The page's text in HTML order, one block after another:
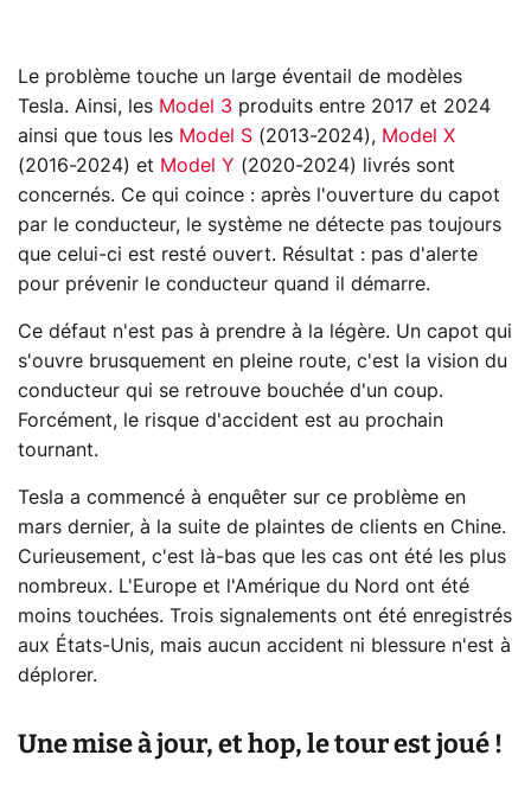
Le problème touche un large éventail de modèles
Tesla. Ainsi, les Model 3 produits entre 2017 et 2024
ainsi que tous les Model S (2013-2024), Model X
(2016-2024) et Model Y (2020-2024) livrés sont
concernés. Ce qui coince : après l'ouverture du capot
par le conducteur, le système ne détecte pas toujours
que celui-ci est resté ouvert. Résultat : pas d'alerte
pour prévenir le conducteur quand il démarre.
Ce défaut n'est pas à prendre à la légère. Un capot qui
s'ouvre brusquement en pleine route, c'est la vision du
conducteur qui se retrouve bouchée d'un coup.
Forcément, le risque d'accident est au prochain
tournant.
Tesla a commencé à enquêter sur ce problème en
mars dernier, à la suite de plaintes de clients en Chine.
Curieusement, c'est là-bas que les cas ont été les plus
nombreux. L'Europe et l'Amérique du Nord ont été
moins touchées. Trois signalements ont été enregistrés
aux États-Unis, mais aucun accident ni blessure n'est à
déplorer.
Une mise à jour, et hop, le tour est joué !